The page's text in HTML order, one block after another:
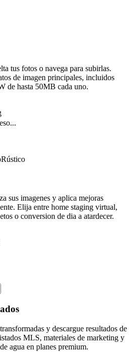
tus fotos o navega para subirlas.
de imagen principales, incluidos
de hasta 50MB cada uno.
Rústico
sus imagenes y aplica mejoras
Elija entre home staging virtual,
o conversion de dia a atardecer.
y descargue resultados de
MLS, materiales de marketing y
agua en planes premium.